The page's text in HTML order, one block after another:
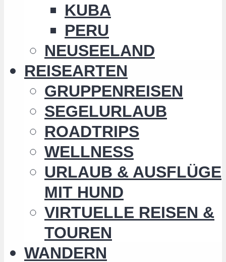
KUBA
PERU
NEUSEELAND
REISEARTEN
GRUPPENREISEN
SEGELURLAUB
ROADTRIPS
WELLNESS
URLAUB & AUSFLÜGE
MIT HUND
VIRTUELLE REISEN &
TOUREN
WANDERN